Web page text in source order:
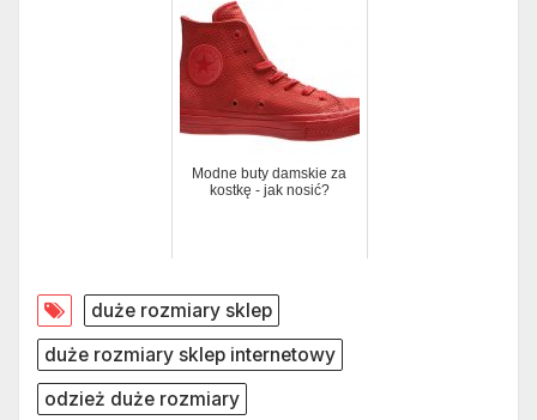
Modne buty damskie za
kostkę - jak nosić?
duże rozmiary sklep
duże rozmiary sklep internetowy
odzież duże rozmiary